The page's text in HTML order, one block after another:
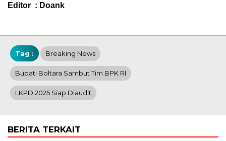
Editor : Doank
Tag : Breaking News
Bupati Boltara Sambut Tim BPK RI
LKPD 2025 Siap Diaudit
BERITA TERKAIT